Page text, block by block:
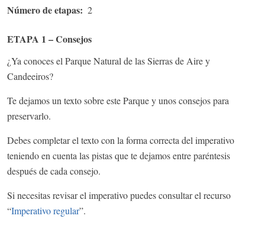
Número de etapas 2
ETAPA 1 – Consejos
¿Ya conoces el Parque Natural de las Sierras de Aire y
Candeeiros?
Te dejamos un texto sobre este Parque y unos consejos para
preservarlo.
Debes completar el texto con la forma correcta del imperativo
teniendo en cuenta las pistas que te dejamos entre paréntesis
después de cada consejo.
Si necesitas revisar el imperativo puedes consultar el recurso
“Imperativo regular”.